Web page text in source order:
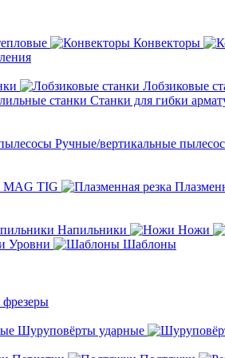
Конвекторы
Лобзиковые
станки Станки для гибки
Ручные/вертикальные
TIG
Напильники Ножи
Уровни
Шаблоны
Шуруповёрты ударные